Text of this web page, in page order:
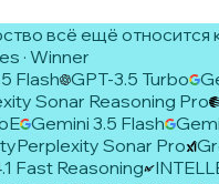
всё ещё относится
s · Winner
Flash GPT-3.5 Turbo
Sonar Reasoning Pro
Gemini 3.5 Flash
Perplexity Sonar Pro
Fast Reasoning